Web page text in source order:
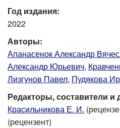
Год издания:
2022
Авторы:
Апанасенок Александр
Александр Юрьевич,
Лизгунов Павел, Пудякова
Редакторы, составители и
Красильникова Е. И.
(рецензент)